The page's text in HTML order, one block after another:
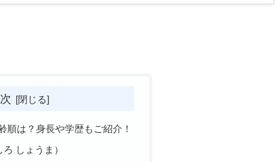
順は？身長や学歴もご紹介！
しょうま）